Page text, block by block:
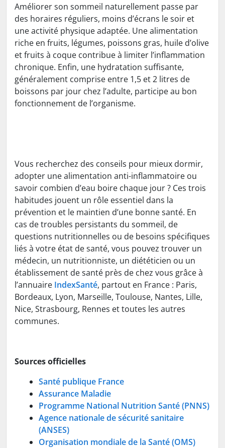
Améliorer son sommeil naturellement passe par
des horaires réguliers, moins d’écrans le soir et
une activité physique adaptée. Une alimentation
riche en fruits, légumes, poissons gras, huile d’olive
et fruits à coque contribue à limiter l’inflammation
chronique. Enfin, une hydratation suffisante,
généralement comprise entre 1,5 et 2 litres de
boissons par jour chez l’adulte, participe au bon
fonctionnement de l’organisme.
Vous recherchez des conseils pour mieux dormir,
adopter une alimentation anti-inflammatoire ou
savoir combien d’eau boire chaque jour ? Ces trois
habitudes jouent un rôle essentiel dans la
prévention et le maintien d’une bonne santé. En
cas de troubles persistants du sommeil, de
questions nutritionnelles ou de besoins spécifiques
liés à votre état de santé, vous pouvez trouver un
médecin, un nutritionniste, un diététicien ou un
établissement de santé près de chez vous grâce à
l’annuaire IndexSanté, partout en France : Paris,
Bordeaux, Lyon, Marseille, Toulouse, Nantes, Lille,
Nice, Strasbourg, Rennes et toutes les autres
communes.
Sources officielles
Santé publique France
Assurance Maladie
Programme National Nutrition Santé (PNNS)
Agence nationale de sécurité sanitaire
(ANSES)
Organisation mondiale de la Santé (OMS)